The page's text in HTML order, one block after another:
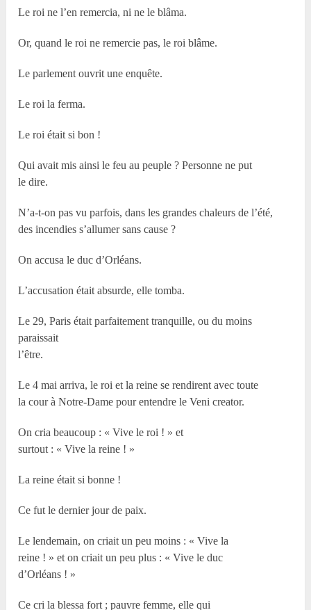
Le roi ne l’en remercia, ni ne le blâma.
Or, quand le roi ne remercie pas, le roi blâme.
Le parlement ouvrit une enquête.
Le roi la ferma.
Le roi était si bon !
Qui avait mis ainsi le feu au peuple ? Personne ne put
le dire.
N’a-t-on pas vu parfois, dans les grandes chaleurs de l’été,
des incendies s’allumer sans cause ?
On accusa le duc d’Orléans.
L’accusation était absurde, elle tomba.
Le 29, Paris était parfaitement tranquille, ou du moins
paraissait
l’être.
Le 4 mai arriva, le roi et la reine se rendirent avec toute
la cour à Notre-Dame pour entendre le Veni creator.
On cria beaucoup : « Vive le roi ! » et
surtout : « Vive la reine ! »
La reine était si bonne !
Ce fut le dernier jour de paix.
Le lendemain, on criait un peu moins : « Vive la
reine ! » et on criait un peu plus : « Vive le duc
d’Orléans ! »
Ce cri la blessa fort ; pauvre femme, elle qui